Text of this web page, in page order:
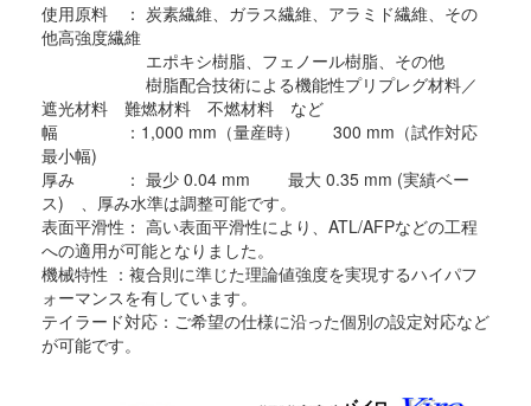
使用原料 ： 炭素繊維、ガラス繊維、アラミド繊維、その
他高強度繊維
エポキシ樹脂、フェノール樹脂、その他
樹脂配合技術による機能性プリプレグ材料／
遮光材料 難燃材料 不燃材料 など
幅 ：1,000 mm（量産時） 300 mm（試作対応
最小幅)
厚み ： 最少 0.04 mm 最大 0.35 mm (実績ベー
ス) 、厚み水準は調整可能です。
表面平滑性： 高い表面平滑性により、ATL/AFPなどの工程
への適用が可能となりました。
機械特性 ：複合則に準じた理論値強度を実現するハイパフ
ォーマンスを有しています。
テイラード対応：ご希望の仕様に沿った個別の設定対応など
が可能です。